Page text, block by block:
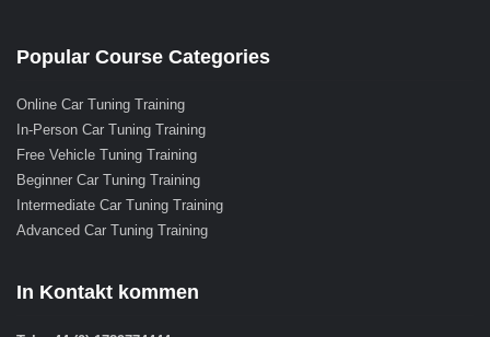
Popular Course Categories
Online Car Tuning Training
In-Person Car Tuning Training
Free Vehicle Tuning Training
Beginner Car Tuning Training
Intermediate Car Tuning Training
Advanced Car Tuning Training
In Kontakt kommen